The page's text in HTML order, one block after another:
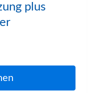
plus